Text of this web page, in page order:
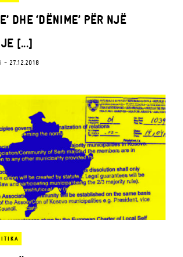
DHE ‘DËNIME’ PËR NJË
[...]
- 27.12.2018